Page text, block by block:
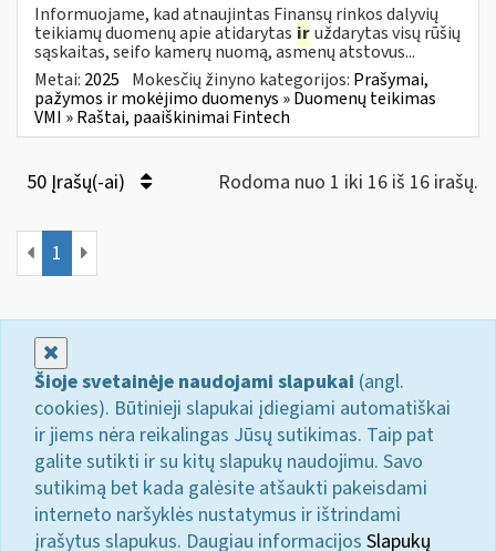
Informuojame, kad atnaujintas Finansų rinkos dalyvių
teikiamų duomenų apie atidarytas iruždarytas visų rūšių
sąskaitas, seifo kamerų nuomą, asmenų atstovus...
Metai: 2025 Mokesčių žinyno kategorijos: Prašymai,
pažymos ir mokėjimo duomenys » Duomenų teikimas
VMI » Raštai, paaiškinimai Fintech
50 Įrašų(-ai) Rodoma nuo 1 iki 16 iš 16 irašų.
1
Šioje svetainėje naudojami slapukai (angl.
cookies). Būtinieji slapukai įdiegiami automatiškai
ir jiems nėra reikalingas Jūsų sutikimas. Taip pat
galite sutikti ir su kitų slapukų naudojimu. Savo
sutikimą bet kada galėsite atšaukti pakeisdami
interneto naršyklės nustatymus ir ištrindami
įrašytus slapukus. Daugiau informacijos Slapukų